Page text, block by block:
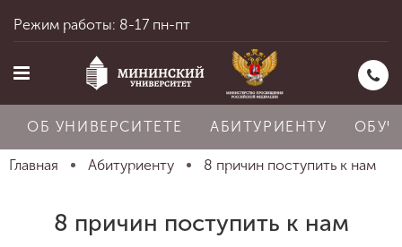
Главная
Режим работы: 8-17 пн-пт
ОБ УНИВЕРСИТЕТЕ АБИТУРИЕНТУ
Главная Абитуриенту 8 причин поступить к нам
8 причин поступить к нам